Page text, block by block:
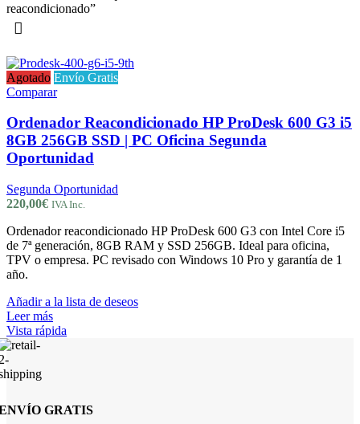
reacondicionado”
Agotado Envío Gratis
Comparar
Ordenador Reacondicionado HP ProDesk 600 G3 i5
8GB 256GB SSD | PC Oficina Segunda
Oportunidad
Segunda Oportunidad
220,00€ IVA Inc.
Ordenador reacondicionado HP ProDesk 600 G3 con Intel Core i5
de 7ª generación, 8GB RAM y SSD 256GB. Ideal para oficina,
TPV o empresa. PC revisado con Windows 10 Pro y garantía de 1
año.
Añadir a la lista de deseos
Leer más
Vista rápida
GRATIS